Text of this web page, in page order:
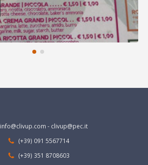
info@clivup.com - clivup@pec.it
(+39) 091 5567714
(+39) 351 8708603